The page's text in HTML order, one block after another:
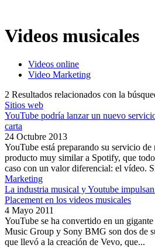
Videos musicales
Videos online
Video Marketing
2 Resultados relacionados con la
Sitios web
YouTube podría lanzar un nuevo
carta
24 Octubre 2013
YouTube está preparando su servicio de
producto muy similar a Spotify, que
caso con un valor diferencial: el vídeo.
Marketing
La industria musical y Youtube
Placement en los videos musicales
4 Mayo 2011
YouTube se ha convertido en un
Music Group y Sony BMG son dos de
que llevó a la creación de Vevo, que...